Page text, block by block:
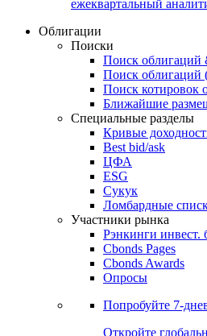
Журнал
Cbonds Review
ежеквартальный
Облигации
Поиски
Поиск облигаций
Поиск облигаций
Поиск котировок
Ближайшие
Специальные разделы
Кривые доходности
Best bid/ask
ЦФА
ESG
Сукук
Ломбардные
Участники рынка
Рэнкинги инвест.
Cbonds Pages
Cbonds Awards
Опросы